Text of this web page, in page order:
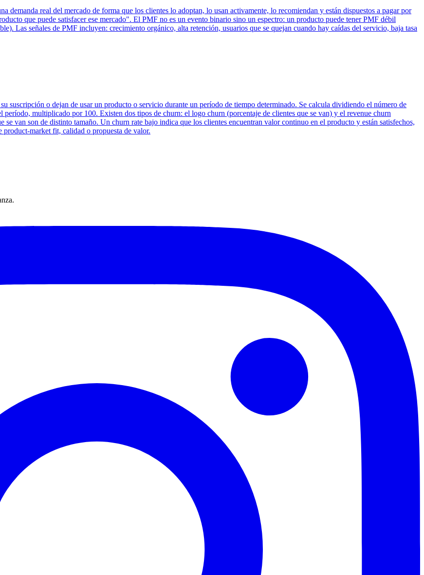
demanda real del mercado de forma que los clientes lo adoptan, lo usan activamente, lo recomiendan y están dispuestos a pagar por
que puede satisfacer ese mercado". El PMF no es un evento binario sino un espectro: un producto puede tener PMF débil
Las señales de PMF incluyen: crecimiento orgánico, alta retención, usuarios que se quejan cuando hay caídas del servicio, baja tasa
suscripción o dejan de usar un producto o servicio durante un período de tiempo determinado. Se calcula dividiendo el número de
multiplicado por 100. Existen dos tipos de churn: el logo churn (porcentaje de clientes que se van) y el revenue churn
se van son de distinto tamaño. Un churn rate bajo indica que los clientes encuentran valor continuo en el producto y están satisfechos,
product-market fit, calidad o propuesta de valor.